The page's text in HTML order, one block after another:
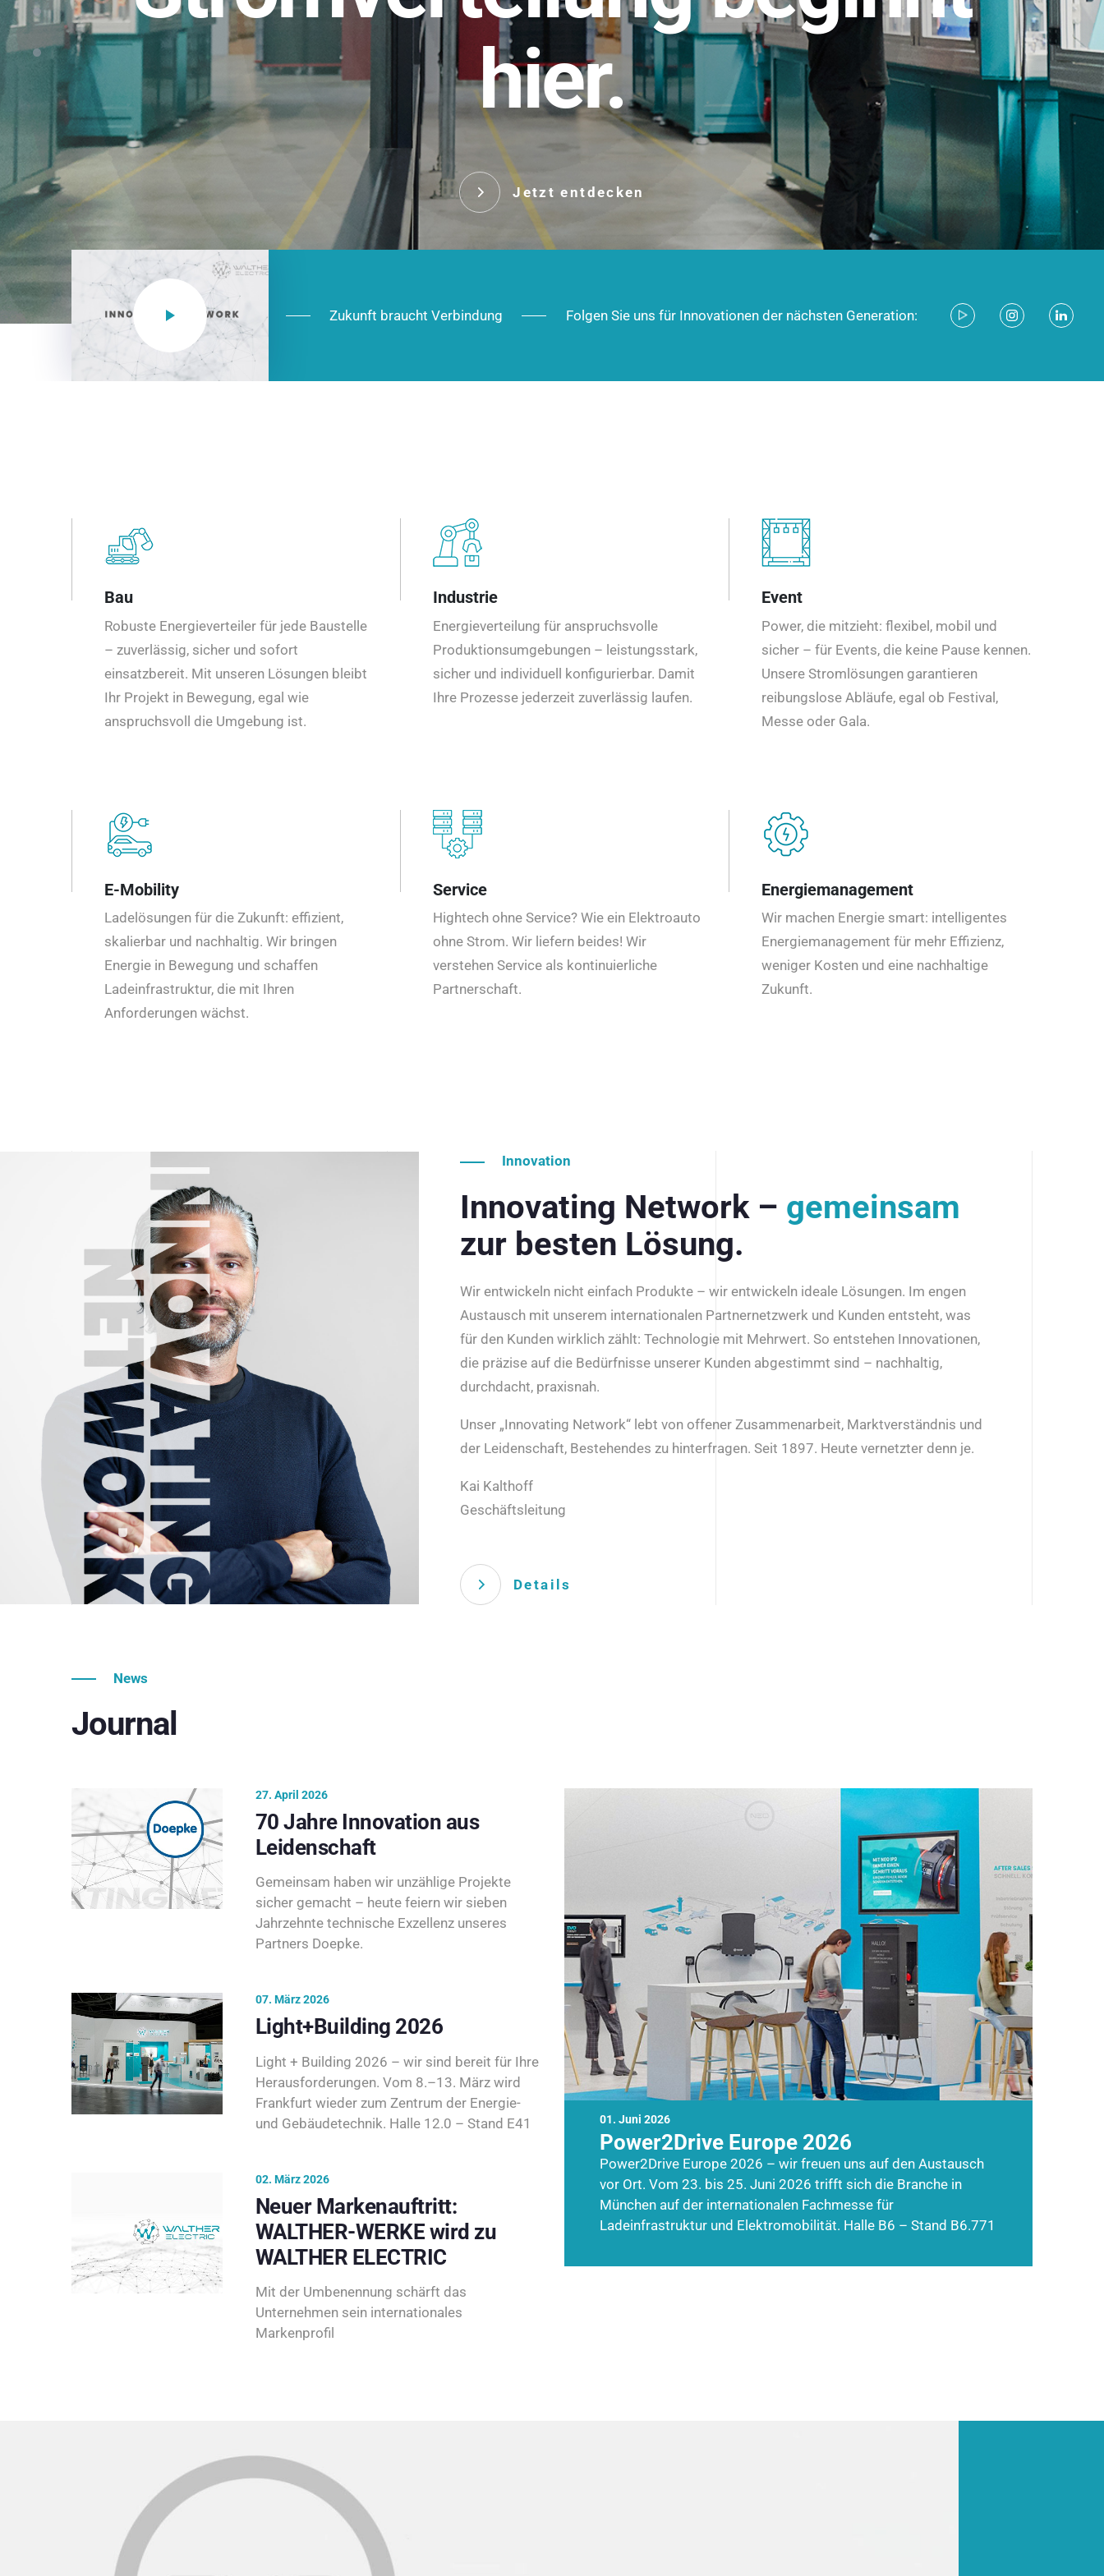
hier.
Jetzt entdecken
NEO CEE: Energieverteilung mit System. Robust im Alltag,
effizient in der Installation, zukunftsfähig im Ausbau.
Das innovative Stecksystem für industrielle Anwendungen –
robust, IP-geschützt und zukunftsfähig.
Jetzt entdecken
Zukunft braucht Verbindung Folgen Sie uns für Innovationen der nächsten Generation:
Bau
Robuste Energieverteiler für jede Baustelle
– zuverlässig, sicher und sofort
einsatzbereit. Mit unseren Lösungen bleibt
Ihr Projekt in Bewegung, egal wie
anspruchsvoll die Umgebung ist.
Industrie
Energieverteilung für anspruchsvolle
Produktionsumgebungen – leistungsstark,
sicher und individuell konfigurierbar. Damit
Ihre Prozesse jederzeit zuverlässig laufen.
Event
Power, die mitzieht: flexibel, mobil und
sicher – für Events, die keine Pause kennen.
Unsere Stromlösungen garantieren
reibungslose Abläufe, egal ob Festival,
Messe oder Gala.
E-Mobility
Ladelösungen für die Zukunft: effizient,
skalierbar und nachhaltig. Wir bringen
Energie in Bewegung und schaffen
Ladeinfrastruktur, die mit Ihren
Anforderungen wächst.
Service
Hightech ohne Service? Wie ein Elektroauto
ohne Strom. Wir liefern beides! Wir
verstehen Service als kontinuierliche
Partnerschaft.
Energiemanagement
Wir machen Energie smart: intelligentes
Energiemanagement für mehr Effizienz,
weniger Kosten und eine nachhaltige
Zukunft.
Innovation
Innovating Network – gemeinsam
zur besten Lösung.
Wir entwickeln nicht einfach Produkte – wir entwickeln ideale Lösungen. Im engen
Austausch mit unserem internationalen Partnernetzwerk und Kunden entsteht, was
für den Kunden wirklich zählt: Technologie mit Mehrwert. So entstehen Innovationen,
die präzise auf die Bedürfnisse unserer Kunden abgestimmt sind – nachhaltig,
durchdacht, praxisnah.
Unser „Innovating Network“ lebt von offener Zusammenarbeit, Marktverständnis und
der Leidenschaft, Bestehendes zu hinterfragen. Seit 1897. Heute vernetzter denn je.
Kai Kalthoff
Geschäftsleitung
Details
News
Journal
01. Juni 2026
Power2Drive Europe 2026
Power2Drive Europe 2026 – wir freuen uns auf den Austausch
vor Ort. Vom 23. bis 25. Juni 2026 trifft sich die Branche in
München auf der internationalen Fachmesse für
Ladeinfrastruktur und Elektromobilität. Halle B6 – Stand B6.771
27. April 2026
70 Jahre Innovation aus
Leidenschaft
Gemeinsam haben wir unzählige Projekte
sicher gemacht – heute feiern wir sieben
Jahrzehnte technische Exzellenz unseres
Partners Doepke.
07. März 2026
Light+Building 2026
Light + Building 2026 – wir sind bereit für Ihre
Herausforderungen. Vom 8.–13. März wird
Frankfurt wieder zum Zentrum der Energie-
und Gebäudetechnik. Halle 12.0 – Stand E41
02. März 2026
Neuer Markenauftritt:
WALTHER-WERKE wird zu
WALTHER ELECTRIC
Mit der Umbenennung schärft das
Unternehmen sein internationales
Markenprofil